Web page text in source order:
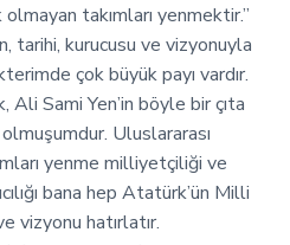
takımları yenmektir.”
tarihi, kurucusu ve vizyonuyla
çok büyük payı vardır.
Ali Sami Yen’in böyle bir çıta
Uluslararası
yenme milliyetçiliği ve
bana hep Atatürk’ün Milli
vizyonu hatırlatır.